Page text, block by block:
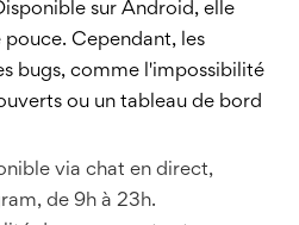
sur Android, elle
Cependant, les
bugs, comme l'impossibilité
ou un tableau de bord
via chat en direct,
de 9h à 23h.